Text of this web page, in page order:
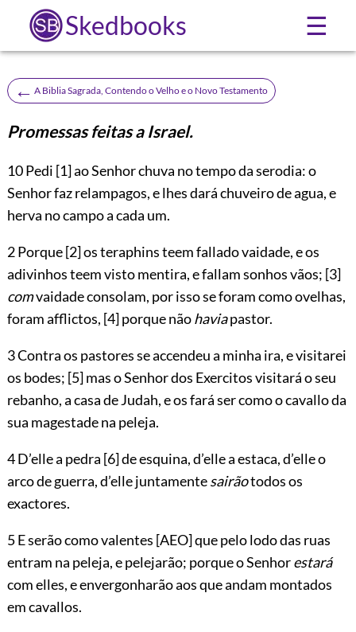
Skedbooks ☰
← A Biblia Sagrada, Contendo o Velho e o Novo Testamento
Promessas feitas a Israel.
10Pedi [1]ao Senhor chuva no tempo da serodia: o
Senhor faz relampagos, e lhes dará chuveiro de agua, e
herva no campo a cada um.
2 Porque[2]os teraphins teem fallado vaidade, e os
adivinhos teem visto mentira, e fallam sonhos vãos; [3]
comvaidade consolam, por isso se foram como ovelhas,
foram afflictos, [4]porque nãohaviapastor.
3 Contra os pastores se accendeu a minha ira, e visitarei
os bodes; [5]mas o Senhor dos Exercitos visitará o seu
rebanho, a casa de Judah, e os fará ser como o cavallo da
sua magestade na peleja.
4 D’elle a pedra [6]de esquina, d’elle a estaca, d’elle o
arco de guerra, d’elle juntamentesairãotodos os
exactores.
5 E serão como valentes [AEO]que pelo lodo das ruas
entram na peleja, e pelejarão; porque o Senhorestará
com elles, e envergonharão aos que andam montados
em cavallos.